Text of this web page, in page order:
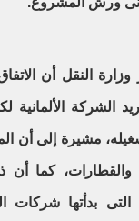
النقل أن
الشركة
مشيرة إلى أن
والقطارات، كما
التى بدأتها